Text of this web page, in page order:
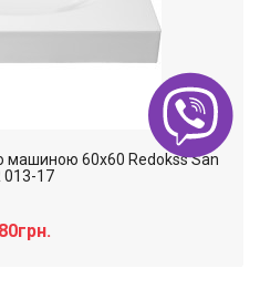
60х60 Redokss San
013-17